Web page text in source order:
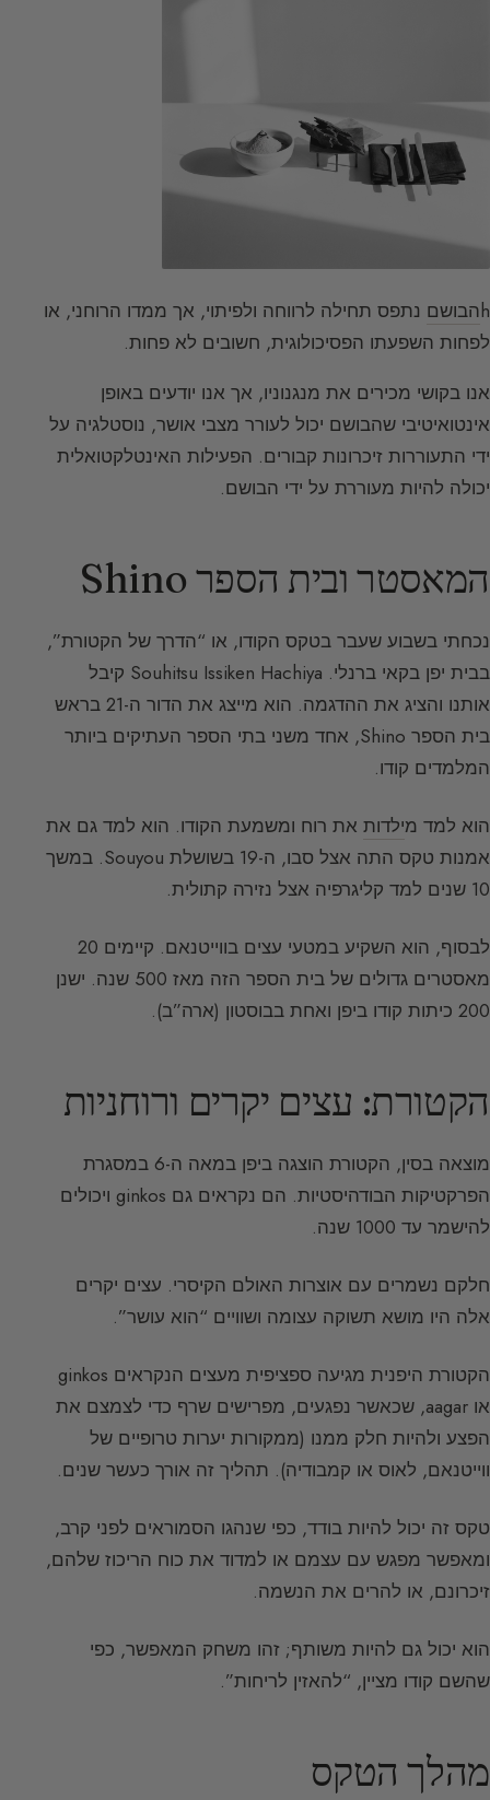
hהבושם נתפס תחילה לרווחה ולפיתוי, אך ממדו הרוחני, או
לפחות השפעתו הפסיכולוגית, חשובים לא פחות.
אנו בקושי מכירים את מנגנוניו, אך אנו יודעים באופן
אינטואיטיבי שהבושם יכול לעורר מצבי אושר, נוסטלגיה על
ידי התעוררות זיכרונות קבורים. הפעילות האינטלקטואלית
יכולה להיות מעוררת על ידי הבושם.
המאסטר ובית הספר Shino
נכחתי בשבוע שעבר בטקס הקודו, או “הדרך של הקטורת”,
בבית יפן בקאי ברנלי. Souhitsu Issiken Hachiya קיבל
אותנו והציג את ההדגמה. הוא מייצג את הדור ה-21 בראש
בית הספר Shino, אחד משני בתי הספר העתיקים ביותר
המלמדים קודו.
הוא למד מילדות את רוח ומשמעת הקודו. הוא למד גם את
אמנות טקס התה אצל סבו, ה-19 בשושלת Souyou. במשך
10 שנים למד קליגרפיה אצל נזירה קתולית.
לבסוף, הוא השקיע במטעי עצים בווייטנאם. קיימים 20
מאסטרים גדולים של בית הספר הזה מאז 500 שנה. ישנן
200 כיתות קודו ביפן ואחת בבוסטון (ארה”ב).
הקטורת: עצים יקרים ורוחניות
מוצאה בסין, הקטורת הוצגה ביפן במאה ה-6 במסגרת
הפרקטיקות הבודהיסטיות. הם נקראים גם ginkos ויכולים
להישמר עד 1000 שנה.
חלקם נשמרים עם אוצרות האולם הקיסרי. עצים יקרים
אלה היו מושא תשוקה עצומה ושוויים “הוא עושר”.
הקטורת היפנית מגיעה ספציפית מעצים הנקראים ginkos
או aagar, שכאשר נפגעים, מפרישים שרף כדי לצמצם את
הפצע ולהיות חלק ממנו (ממקורות יערות טרופיים של
ווייטנאם, לאוס או קמבודיה). תהליך זה אורך כעשר שנים.
טקס זה יכול להיות בודד, כפי שנהגו הסמוראים לפני קרב,
ומאפשר מפגש עם עצמם או למדוד את כוח הריכוז שלהם,
זיכרונם, או להרים את הנשמה.
הוא יכול גם להיות משותף; זהו משחק המאפשר, כפי
שהשם קודו מציין, “להאזין לריחות”.
מהלך הטקס